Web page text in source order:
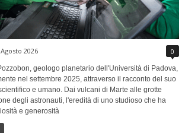
2026 0
geologo planetario dell'Università di Padova,
nel settembre 2025, attraverso il racconto del suo
e umano. Dai vulcani di Marte alle grotte
degli astronauti, l'eredità di uno studioso che ha
e generosità